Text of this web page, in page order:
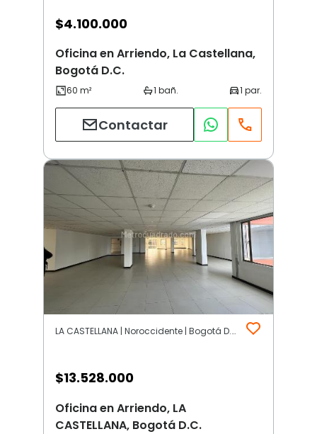
$4.100.000
Oficina en Arriendo, La Castellana,
Bogotá D.C.
Contactar
LA CASTELLANA | Noroccidente | Bogotá D.C.
$13.528.000
Oficina en Arriendo, LA
CASTELLANA, Bogotá D.C.